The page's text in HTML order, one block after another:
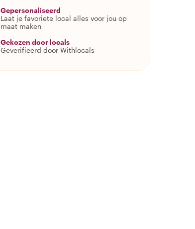
Gepersonaliseerd
Laat je favoriete local alles voor jou op
maat maken
Gekozen door locals
Geverifieerd door Withlocals